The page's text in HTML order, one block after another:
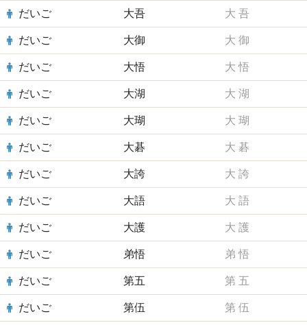
だいご 大吾 大 吾
だいご 大御 大 御
だいご 大悟 大 悟
だいご 大湖 大 湖
だいご 大瑚 大 瑚
だいご 大碁 大 碁
だいご 大誇 大 誇
だいご 大語 大 語
だいご 大護 大 護
だいご 弟悟 弟 悟
だいご 第五 第 五
だいご 第伍 第 伍